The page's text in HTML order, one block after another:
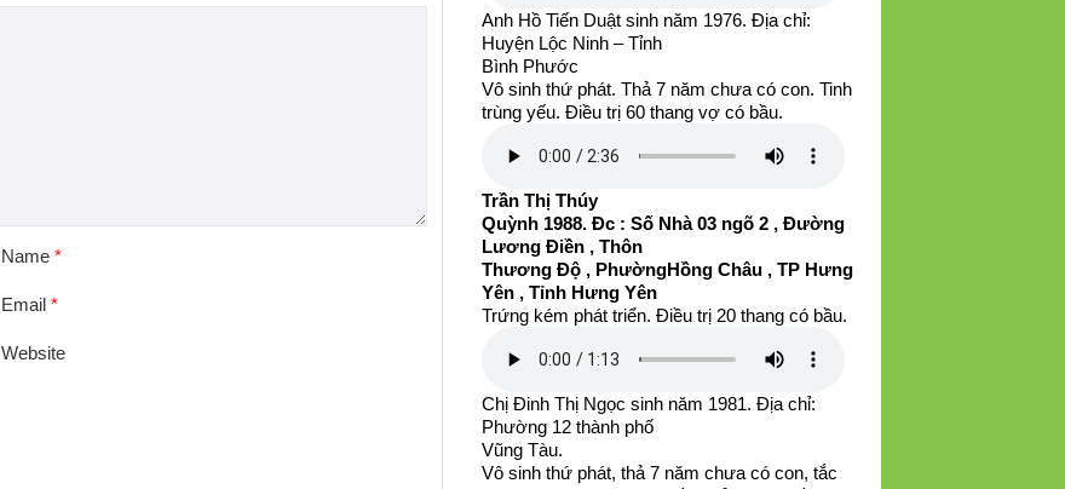
Name*
Email*
Website
Anh Hồ Tiến Duật sinh năm 1976. Địa chỉ:
Huyện Lộc Ninh – Tỉnh
Bình Phước
Vô sinh thứ phát. Thả 7 năm chưa có con. Tinh
trùng yếu. Điều trị 60 thang vợ có bầu.
Trần Thị Thúy
Quỳnh 1988. Đc : Số Nhà 03 ngõ 2 , Đường
Lương Điền , Thôn
Thương Độ , PhườngHồng Châu , TP Hưng
Yên , Tỉnh Hưng Yên
Trứng kém phát triển. Điều trị 20 thang có bầu.
Chị Đinh Thị Ngọc sinh năm 1981. Địa chỉ:
Phường 12 thành phố
Vũng Tàu.
Vô sinh thứ phát, thả 7 năm chưa có con, tắc